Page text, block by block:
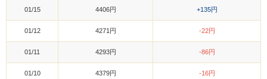
01/15 4406円 +135円
01/12 4271円 -22円
01/11 4293円 -86円
01/10 4379円 -16円